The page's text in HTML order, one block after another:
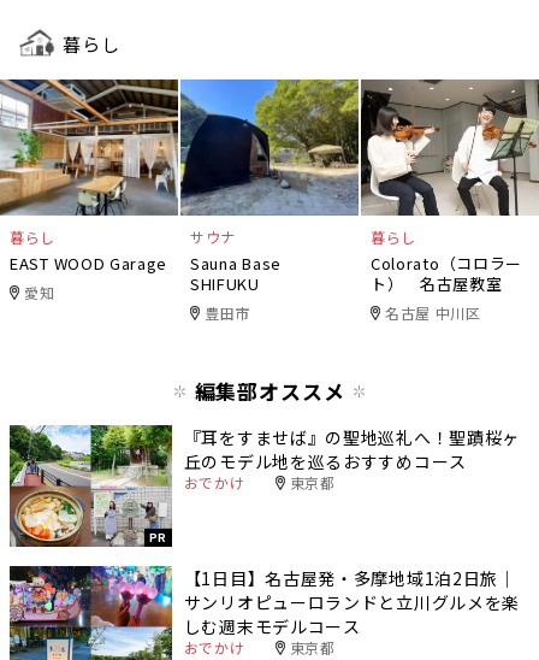
暮らし
暮らし
EAST WOOD Garage
愛知
サウナ
Sauna Base
SHIFUKU
豊田市
暮らし
Colorato（コロラー
ト） 名古屋教室
名古屋 中川区
編集部オススメ
PR
『耳をすませば』の聖地巡礼へ！聖蹟桜ヶ
丘のモデル地を巡るおすすめコース
おでかけ 東京都
【1日目】名古屋発・多摩地域1泊2日旅｜
サンリオピューロランドと立川グルメを楽
しむ週末モデルコース
おでかけ 東京都